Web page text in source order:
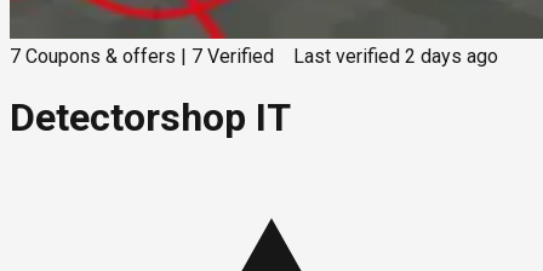
7 Coupons & offers 7 Verified Last verified 2 days ago
Detectorshop IT